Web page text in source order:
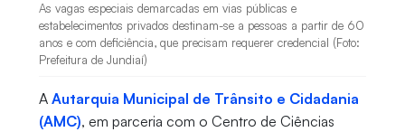
As vagas especiais demarcadas em vias públicas e
estabelecimentos privados destinam-se a pessoas a partir de 60
anos e com deficiência, que precisam requerer credencial (Foto:
Prefeitura de Jundiaí)
A Autarquia Municipal de Trânsito e Cidadania
(AMC), em parceria com o Centro de Ciências